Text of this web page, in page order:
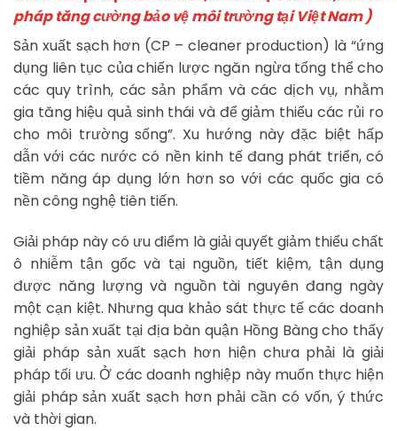
pháp tăng cường bảo vệ môi trường tại Việt Nam )
Sản xuất sạch hơn (CP – cleaner production) là “ứng
dụng liên tục của chiến lược ngăn ngừa tổng thể cho
các quy trình, các sản phẩm và các dịch vụ, nhằm
gia tăng hiệu quả sinh thái và để giảm thiểu các rủi ro
cho môi trường sống”. Xu hướng này đặc biệt hấp
dẫn với các nước có nền kinh tế đang phát triển, có
tiềm năng áp dụng lớn hơn so với các quốc gia có
nền công nghệ tiên tiến.
Giải pháp này có ưu điểm là giải quyết giảm thiểu chất
ô nhiễm tận gốc và tại nguồn, tiết kiệm, tận dụng
được năng lượng và nguồn tài nguyên đang ngày
một cạn kiệt. Nhưng qua khảo sát thực tế các doanh
nghiệp sản xuất tại địa bàn quận Hồng Bàng cho thấy
giải pháp sản xuất sạch hơn hiện chưa phải là giải
pháp tối ưu. Ở các doanh nghiệp này muốn thực hiện
giải pháp sản xuất sạch hơn phải cần có vốn, ý thức
và thời gian.